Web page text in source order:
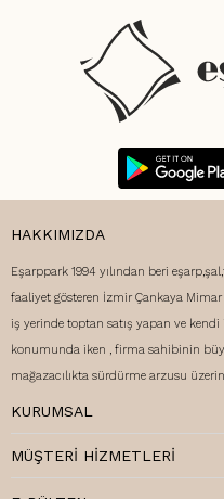
HAKKIMIZDA
Eşarppark 1994 yılından beri
faaliyet gösteren İzmir Çankaya
iş yerinde toptan satış yapan ve
konumunda iken , firma sahibinin
mağazacılıkta sürdürme arzusu
KURUMSAL
MÜŞTERI HIZMETLERI